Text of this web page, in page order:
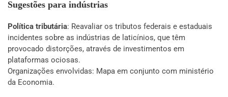
Sugestões para indústrias
Política tributária: Reavaliar os tributos federais e estaduais
incidentes sobre as indústrias de laticínios, que têm
provocado distorções, através de investimentos em
plataformas ociosas.
Organizações envolvidas: Mapa em conjunto com ministério
da Economia.